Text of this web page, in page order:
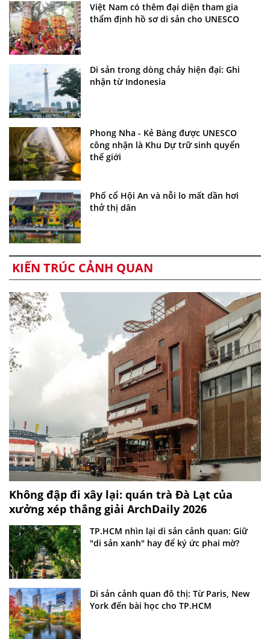
Việt Nam có thêm đại diện tham gia
thẩm định hồ sơ di sản cho UNESCO
Di sản trong dòng chảy hiện đại: Ghi
nhận từ Indonesia
Phong Nha - Kẻ Bàng được UNESCO
công nhận là Khu Dự trữ sinh quyển
thế giới
Phố cổ Hội An và nỗi lo mất dần hơi
thở thị dân
KIẾN TRÚC CẢNH QUAN
Không đập đi xây lại: quán trà Đà Lạt của
xưởng xép thắng giải ArchDaily 2026
TP.HCM nhìn lại di sản cảnh quan: Giữ
"di sản xanh" hay để ký ức phai mờ?
Di sản cảnh quan đô thị: Từ Paris, New
York đến bài học cho TP.HCM